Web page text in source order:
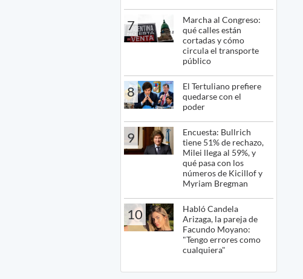
7
Marcha al Congreso:
qué calles están
cortadas y cómo
circula el transporte
público
8
El Tertuliano prefiere
quedarse con el
poder
9
Encuesta: Bullrich
tiene 51% de rechazo,
Milei llega al 59%, y
qué pasa con los
números de Kicillof y
Myriam Bregman
10
Habló Candela
Arizaga, la pareja de
Facundo Moyano:
"Tengo errores como
cualquiera"